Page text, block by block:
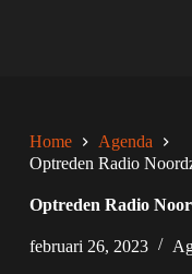
d
u
Home
Agenda
Optreden Radio
Optreden Radio
februari 26, 2023